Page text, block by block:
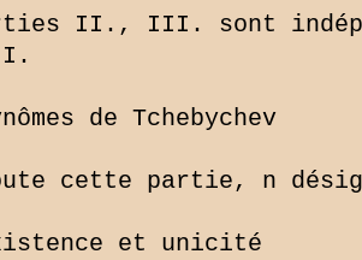
II., III. sont
I.
de Tchebychev
cette partie, n
et unicité